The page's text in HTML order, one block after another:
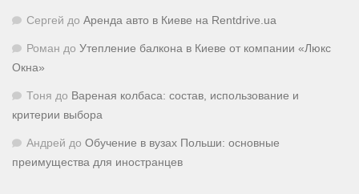
Сергей до Аренда авто в Киеве на Rentdrive.ua
Роман до Утепление балкона в Киеве от компании «Люкс
Окна»
Тоня до Вареная колбаса: состав, использование и
критерии выбора
Андрей до Обучение в вузах Польши: основные
преимущества для иностранцев